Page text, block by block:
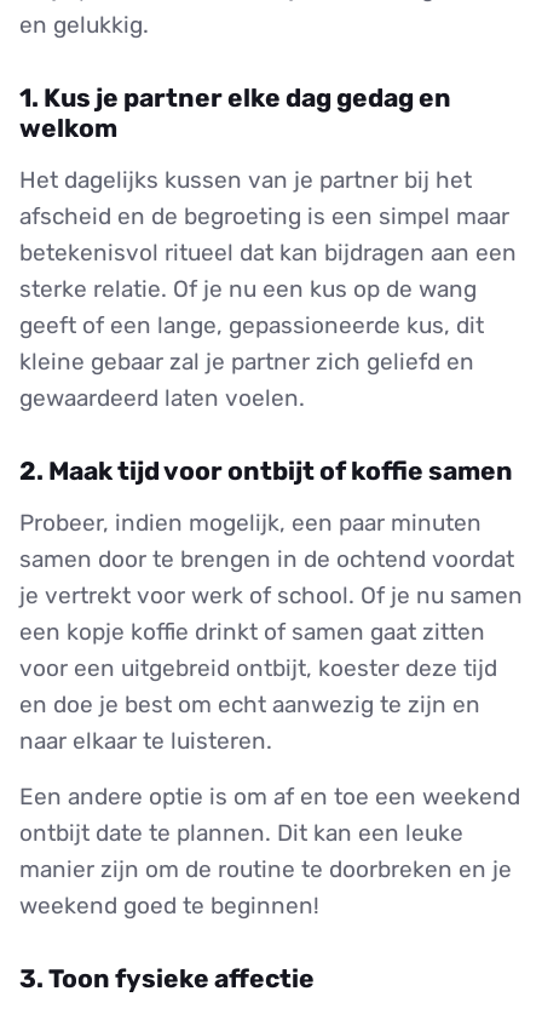
en gelukkig.
1. Kus je partner elke dag gedag en
welkom
Het dagelijks kussen van je partner bij het
afscheid en de begroeting is een simpel maar
betekenisvol ritueel dat kan bijdragen aan een
sterke relatie. Of je nu een kus op de wang
geeft of een lange, gepassioneerde kus, dit
kleine gebaar zal je partner zich geliefd en
gewaardeerd laten voelen.
2. Maak tijd voor ontbijt of koffie samen
Probeer, indien mogelijk, een paar minuten
samen door te brengen in de ochtend voordat
je vertrekt voor werk of school. Of je nu samen
een kopje koffie drinkt of samen gaat zitten
voor een uitgebreid ontbijt, koester deze tijd
en doe je best om echt aanwezig te zijn en
naar elkaar te luisteren.
Een andere optie is om af en toe een weekend
ontbijt date te plannen. Dit kan een leuke
manier zijn om de routine te doorbreken en je
weekend goed te beginnen!
3. Toon fysieke affectie